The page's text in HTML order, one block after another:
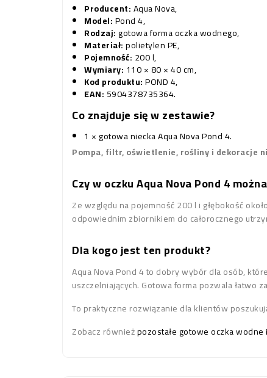
Producent:Aqua Nova,
Model:Pond 4,
Rodzaj:gotowa forma oczka wodnego,
Materiał:polietylen PE,
Pojemność: 200 l,
Wymiary: 110 × 80 × 40 cm,
Kod produktu:POND 4,
EAN: 5904378735364.
Co znajduje się w zestawie?
1 × gotowa niecka Aqua Nova Pond 4.
Pompa, filtr, oświetlenie, rośliny i dekoracje
Czy w oczku Aqua Nova Pond 4
Ze względu na pojemność 200 l i głębokość
odpowiednim zbiornikiem do całorocznego
Dla kogo jest ten produkt?
Aqua Nova Pond 4 to dobry wybór dla osób,
uszczelniających. Gotowa forma pozwala
To praktyczne rozwiązanie dla klientów
Zobacz równieżpozostałe gotowe oczka wodne